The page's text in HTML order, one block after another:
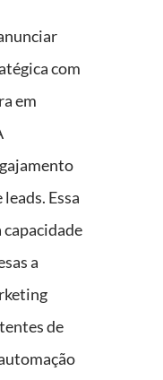
com
em
Essa
a
de